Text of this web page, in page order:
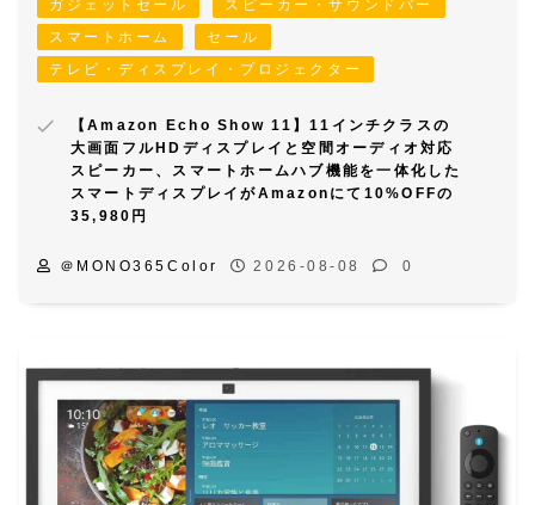
ガジェットセール
スピーカー・サウンドバー
スマートホーム
セール
テレビ・ディスプレイ・プロジェクター
【Amazon Echo Show 11】11インチクラスの
大画面フルHDディスプレイと空間オーディオ対応
スピーカー、スマートホームハブ機能を一体化した
スマートディスプレイがAmazonにて10%OFFの
35,980円
＠MONO365Color 2026-08-08 0